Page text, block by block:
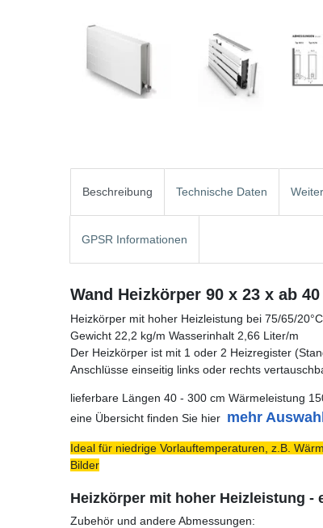
Beschreibung Technische Daten
GPSR Informationen
Wand Heizkörper 90 x 23 x ab
Heizkörper mit hoher Heizleistung bei 75/65/20°C
Gewicht 22,2 kg/m Wasserinhalt 2,66 Liter/m
Der Heizkörper ist mit 1 oder 2 Heizregister
Anschlüsse einseitig links oder rechts
lieferbare Längen 40 - 300 cm Wärmeleistung
eine Übersicht finden Sie hier mehr
Ideal für niedrige Vorlauftemperaturen, z.B.
Bilder
Heizkörper mit hoher Heizleistung -
Zubehör und andere Abmessungen: